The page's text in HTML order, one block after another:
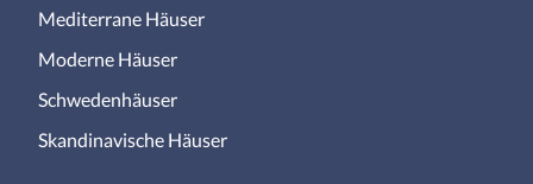
Mediterrane Häuser
Moderne Häuser
Schwedenhäuser
Skandinavische Häuser